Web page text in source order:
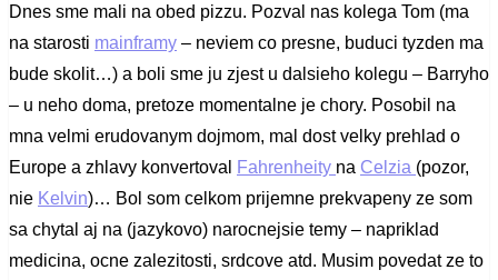
Dnes sme mali na obed pizzu. Pozval nas kolega Tom (ma
na starosti mainframy – neviem co presne, buduci tyzden ma
bude skolit…) a boli sme ju zjest u dalsieho kolegu – Barryho
– u neho doma, pretoze momentalne je chory. Posobil na
mna velmi erudovanym dojmom, mal dost velky prehlad o
Europe a zhlavy konvertoval
Fahrenheity na Celzia (pozor,
nie Kelvin)… Bol som celkom prijemne prekvapeny ze som
sa chytal aj na (jazykovo) narocnejsie temy – napriklad
medicina, ocne zalezitosti, srdcove atd. Musim povedat ze to